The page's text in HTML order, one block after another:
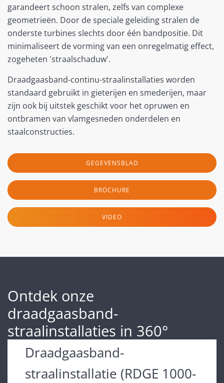
garandeert schoon stralen, zelfs van complexe
geometrieën. Door de speciale geleiding stralen de
onderste turbines slechts door één bandpositie. Dit
minimaliseert de vorming van een onregelmatig effect,
zogeheten 'straalschaduw'.
Draadgaasband-continu-straalinstallaties worden
standaard gebruikt in gieterijen en smederijen, maar
zijn ook bij uitstek geschikt voor het opruwen en
ontbramen van vlamgesneden onderdelen en
staalconstructies.
GEGEVENSBLAD
BROCHURE
VIDEO
Ontdek onze
draadgaasband-
straalinstallaties in 360°
Draadgaasband-
straalinstallatie (RDGE 1000-